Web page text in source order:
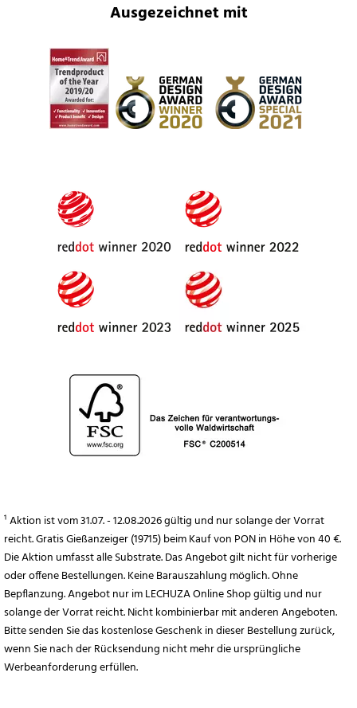
Ausgezeichnet mit
¹ Aktion ist vom 31.07. - 12.08.2026 gültig und nur solange der Vorrat
reicht. Gratis Gießanzeiger (19715) beim Kauf von PON in Höhe von 40 €.
Die Aktion umfasst alle Substrate. Das Angebot gilt nicht für vorherige
oder offene Bestellungen. Keine Barauszahlung möglich. Ohne
Bepflanzung. Angebot nur im LECHUZA Online Shop gültig und nur
solange der Vorrat reicht. Nicht kombinierbar mit anderen Angeboten.
Bitte senden Sie das kostenlose Geschenk in dieser Bestellung zurück,
wenn Sie nach der Rücksendung nicht mehr die ursprüngliche
Werbeanforderung erfüllen.